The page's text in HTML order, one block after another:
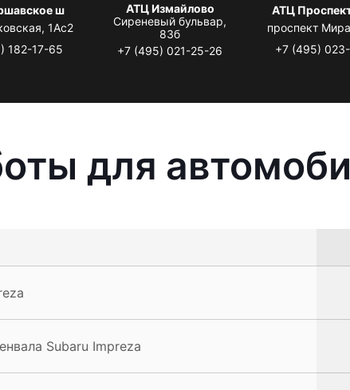
ш
1Ас2
182-17-65
АТЦ Измайлово
Сиреневый бульвар,
83б
+7 (495) 021-25-26
АТЦ
проспект
+7 (495)
для
Subaru Impreza